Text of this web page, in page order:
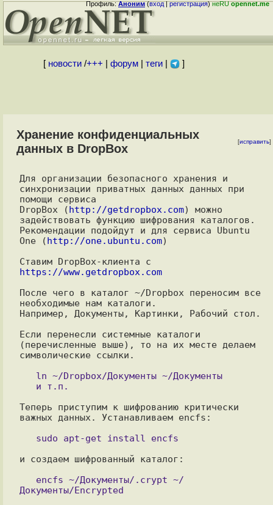
Профиль:Аноним(вход|регистрация)неRUopennet.me
[ новости/+++ форум| теги| ]
Хранение конфиденциальных
данных в DropBox
[исправить]
Для организации безопасного хранения и
синхронизации приватных данных данных при
помощи сервиса
DropBox (http://getdropbox.com) можно
задействовать функцию шифрования каталогов.
Рекомендации подойдут и для сервиса Ubuntu
One (http://one.ubuntu.com)
https://www.getdropbox.com
После чего в каталог ~/Dropbox переносим все
необходимые нам каталоги.
Например, Документы, Картинки, Рабочий стол.
Если перенесли системные каталоги
(перечисленные выше), то на их месте делаем
символические ссылки.
Теперь приступим к шифрованию критически
важных данных. Устанавливаем encfs:
и создаем шифрованный каталог: